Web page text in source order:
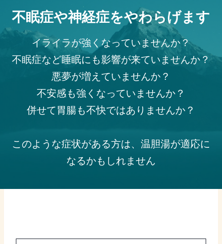
不眠症や神経症をやわらげます
イライラが強くなっていませんか？
不眠症など睡眠にも影響が来ていませんか？
悪夢が増えていませんか？
不安感も強くなっていませんか？
併せて胃腸も不快ではありませんか？
このような症状がある方は、温胆湯が適応に
なるかもしれません